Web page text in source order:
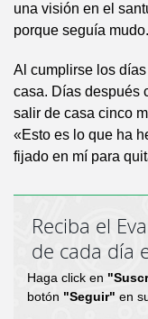
una visión en el
porque seguía mudo.
Al cumplirse los
casa. Días después
salir de casa cinco
«Esto es lo que ha
fijado en mí para
Reciba el
de cada día
Haga click en
botón "Seguir" en